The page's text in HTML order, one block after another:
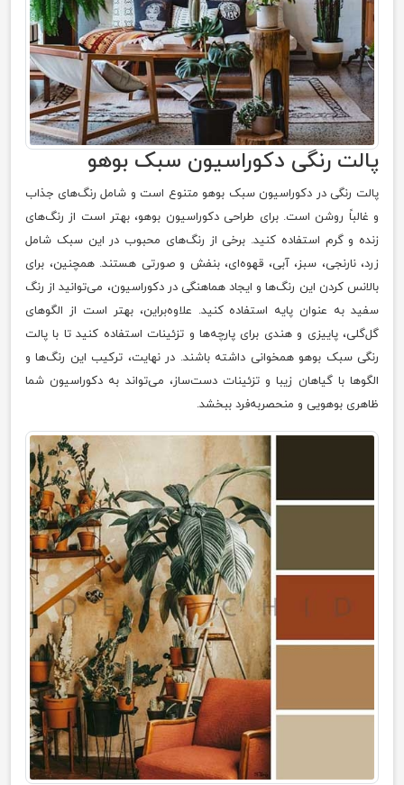
پالت رنگی دکوراسیون سبک بوهو
پالت رنگی در دکوراسیون سبک بوهو متنوع است و شامل رنگ‌های جذاب
و غالباً روشن است. برای طراحی دکوراسیون بوهو، بهتر است از رنگ‌های
زنده و گرم استفاده کنید. برخی از رنگ‌های محبوب در این سبک شامل
زرد، نارنجی، سبز، آبی، قهوه‌ای، بنفش و صورتی هستند. همچنین، برای
بالانس کردن این رنگ‌ها و ایجاد هماهنگی در دکوراسیون، می‌توانید از رنگ
سفید به عنوان پایه استفاده کنید. علاوه‌براین، بهتر است از الگوهای
گل‌گلی، پاییزی و هندی برای پارچه‌ها و تزئینات استفاده کنید تا با پالت
رنگی سبک بوهو همخوانی داشته باشند. در نهایت، ترکیب این رنگ‌ها و
الگوها با گیاهان زیبا و تزئینات دست‌ساز، می‌تواند به دکوراسیون شما
ظاهری بوهویی و منحصربه‌فرد ببخشد.